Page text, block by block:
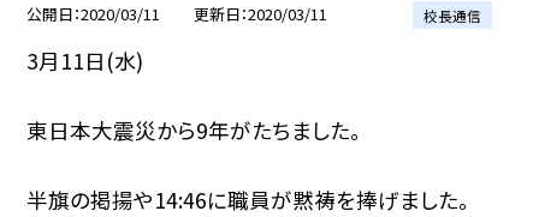
公開日 2020/03/11 更新日 2020/03/11 校長通信
3月11日(水)
東日本大震災から9年がたちました。
半旗の掲揚や14:46に職員が黙祷を捧げました。